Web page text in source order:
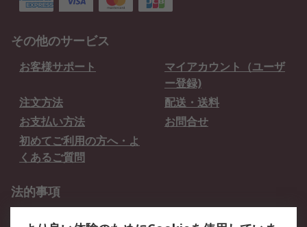
その他のサービス
お客様サポート
マイアカウント（ユーザ
ー登録)
注文方法
配送・送料
お支払い方法
お問合せ
初めてご利用の方へ・よ
くあるご質問
法的事項